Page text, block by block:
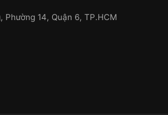
Phường 14, Quận 6, TP.HCM